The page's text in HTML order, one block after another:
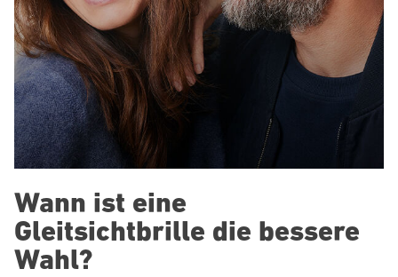
Wann ist eine
Gleitsichtbrille die bessere
Wahl?